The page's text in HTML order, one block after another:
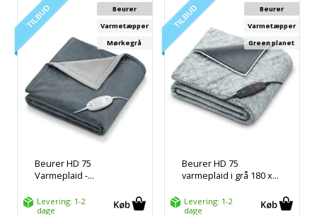
Beurer HD 75
Varmeplaid -...
Beurer
Varmetæpper
Mørkegrå
Levering: 1-2
dage
Beurer HD 75
varmeplaid i grå 180 x...
Beurer
Varmetæpper
Green planet
Levering: 1-2
dage